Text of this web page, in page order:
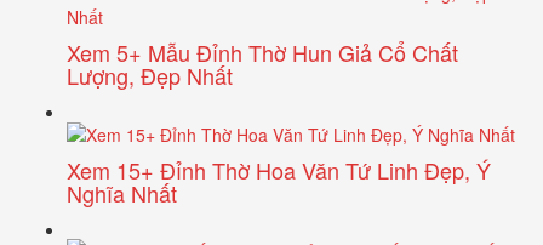
Xem 5+ Mẫu Đỉnh Thờ Hun Giả Cổ Chất
Lượng, Đẹp Nhất
Xem 15+ Đỉnh Thờ Hoa Văn Tứ Linh Đẹp, Ý
Nghĩa Nhất